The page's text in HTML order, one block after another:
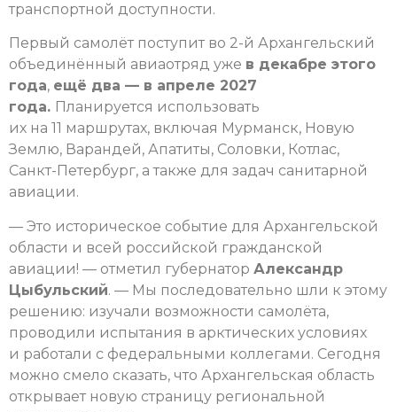
транспортной доступности.
Первый самолёт поступит во 2-й Архангельский
объединённый авиаотряд уже в декабре этого
года, ещё два — в апреле 2027
года. Планируется использовать
их на 11 маршрутах, включая Мурманск, Новую
Землю, Варандей, Апатиты, Соловки, Котлас,
Санкт-Петербург, а также для задач санитарной
авиации.
— Это историческое событие для Архангельской
области и всей российской гражданской
авиации! — отметил губернатор Александр
Цыбульский. — Мы последовательно шли к этому
решению: изучали возможности самолёта,
проводили испытания в арктических условиях
и работали с федеральными коллегами. Сегодня
можно смело сказать, что Архангельская область
открывает новую страницу региональной